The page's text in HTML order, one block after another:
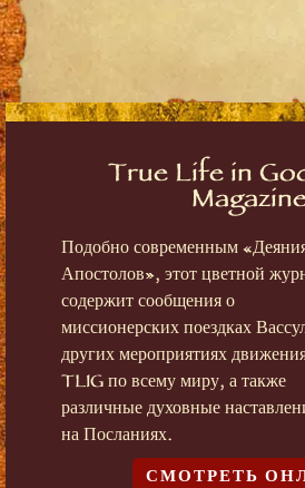
True Life in
Подобно современным
Апостолов», этот цветной
содержит сообщения о
миссионерских поездках
других мероприятиях
TLIG по всему миру, а также
различные духовные
на Посланиях.
СМОТРЕТЬ